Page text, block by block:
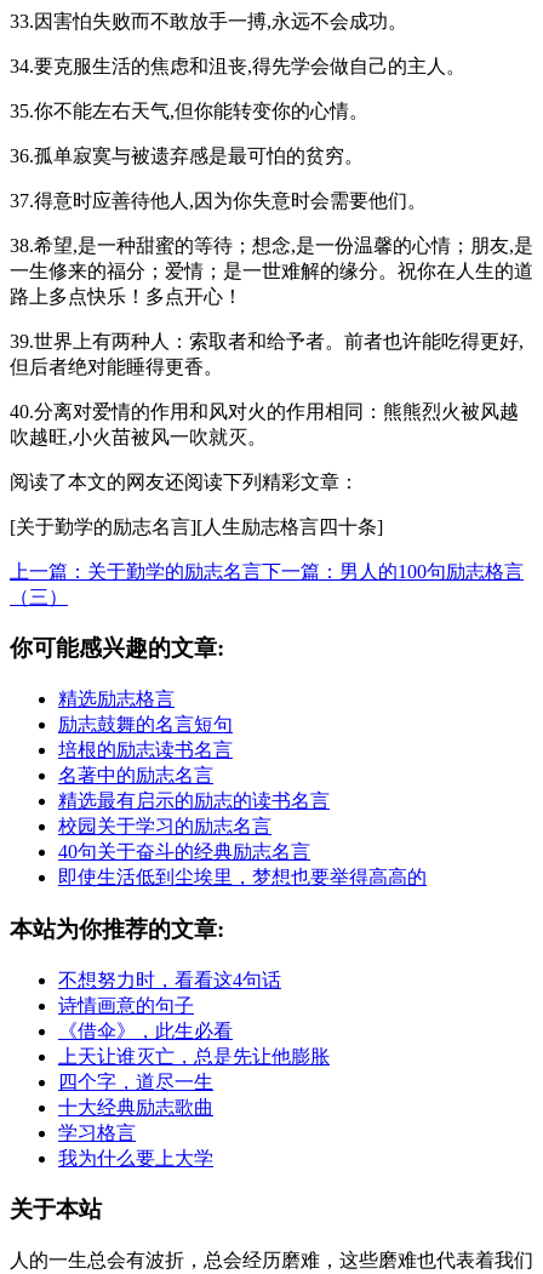
33.因害怕失败而不敢放手一搏,永远不会成功。
34.要克服生活的焦虑和沮丧,得先学会做自己的主人。
35.你不能左右天气,但你能转变你的心情。
36.孤单寂寞与被遗弃感是最可怕的贫穷。
37.得意时应善待他人,因为你失意时会需要他们。
38.希望,是一种甜蜜的等待；想念,是一份温馨的心情；朋友,是
一生修来的福分；爱情；是一世难解的缘分。祝你在人生的道
路上多点快乐！多点开心！
39.世界上有两种人：索取者和给予者。前者也许能吃得更好,
但后者绝对能睡得更香。
40.分离对爱情的作用和风对火的作用相同：熊熊烈火被风越
吹越旺,小火苗被风一吹就灭。
阅读了本文的网友还阅读下列精彩文章：
[关于勤学的励志名言][人生励志格言四十条]
上一篇：关于勤学的励志名言下一篇：男人的100句励志格言
（三）
你可能感兴趣的文章:
精选励志格言
励志鼓舞的名言短句
培根的励志读书名言
名著中的励志名言
精选最有启示的励志的读书名言
校园关于学习的励志名言
40句关于奋斗的经典励志名言
即使生活低到尘埃里，梦想也要举得高高的
本站为你推荐的文章:
不想努力时，看看这4句话
诗情画意的句子
《借伞》，此生必看
上天让谁灭亡，总是先让他膨胀
四个字，道尽一生
十大经典励志歌曲
学习格言
我为什么要上大学
关于本站
人的一生总会有波折，总会经历磨难，这些磨难也代表着我们